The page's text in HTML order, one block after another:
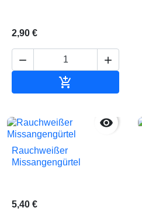
2,90 €
 


Rauchweißer
Missangengürtel
5,40 €